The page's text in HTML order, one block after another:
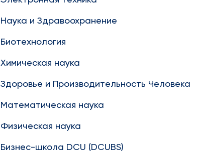
Наука и Здравоохранение
Биотехнология
Химическая наука
Здоровье и Производительность Человека
Математическая наука
Физическая наука
Бизнес-школа DCU (DCUBS)